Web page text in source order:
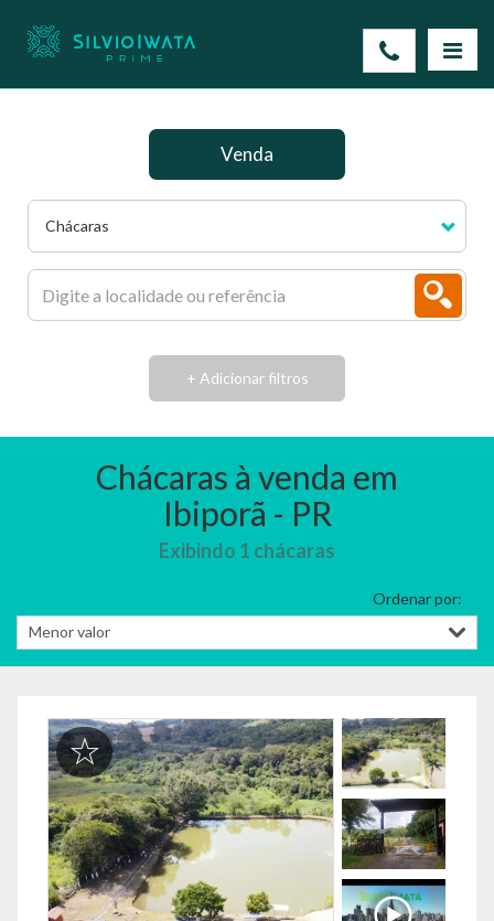
Chácaras
Venda
+ Adicionar filtros
Chácaras à venda em
Ibiporã - PR
Exibindo 1 chácaras
Ordenar por: